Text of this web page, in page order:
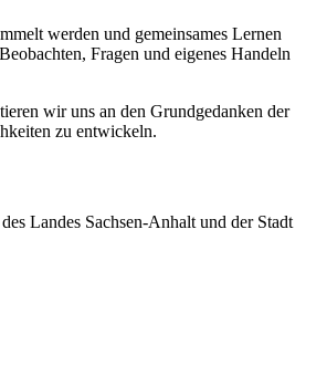
werden und gemeinsames Lernen
Fragen und eigenes Handeln
wir uns an den Grundgedanken der
zu entwickeln.
Landes Sachsen-Anhalt und der Stadt